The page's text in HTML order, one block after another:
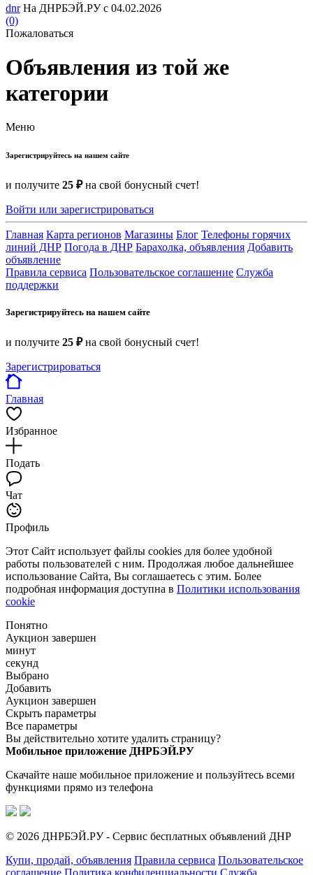
dnr На ДНРБЭЙ.РУ с 04.02.2026
(0)
Пожаловаться
Объявления из той же
категории
Меню
Зарегистрируйтесь на нашем сайте
и получите 25 ₽на свой бонусный счет!
Войти или зарегистрироваться
Главная Карта регионов Магазины Блог Телефоны горячих
линий ДНР Погода в ДНР Барахолка, объявления Добавить
объявление
Правила сервиса Пользовательское соглашение Служба
поддержки
Зарегистрируйтесь на нашем сайте
и получите 25 ₽на свой бонусный счет!
Зарегистрироваться
Главная
Избранное
Подать
Чат
Профиль
Этот Сайт использует файлы cookies для более удобной
работы пользователей с ним. Продолжая любое дальнейшее
использование Сайта, Вы соглашаетесь с этим. Более
подробная информация доступна в Политики использования
cookie
Понятно
Аукцион завершен
минут
секунд
Выбрано
Добавить
Аукцион завершен
Скрыть параметры
Все параметры
Вы действительно хотите удалить страницу?
Мобильное приложение ДНРБЭЙ.РУ
Скачайте наше мобильное приложение и пользуйтесь всеми
функциями прямо из телефона
© 2026 ДНРБЭЙ.РУ - Сервис бесплатных объявлений ДНР
Купи, продай, объявления Правила сервиса Пользовательское
соглашение Политика конфиденциальности Служба